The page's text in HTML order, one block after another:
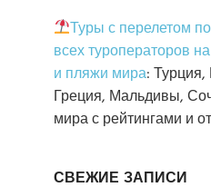
Туры с перелетом
всех туроператоров
и пляжи мира: Турция,
Греция, Мальдивы,
мира с рейтингами и
СВЕЖИЕ ЗАПИСИ